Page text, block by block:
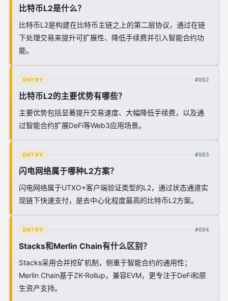
比特币L2是什么？
比特币L2是构建在比特币主链之上的第二层协议，通过在链
下处理交易来提升可扩展性、降低手续费并引入智能合约功
能。
ENTRY #002
比特币L2的主要优势有哪些？
主要优势包括显著提升交易速度、大幅降低手续费，以及通
过智能合约扩展DeFi等Web3应用场景。
ENTRY #003
闪电网络属于哪种L2方案？
闪电网络属于UTXO+客户端验证类型的L2，通过状态通道实
现链下快速支付，是去中心化程度最高的比特币L2方案。
ENTRY #004
Stacks和Merlin Chain有什么区别？
Stacks采用合并挖矿机制，侧重于智能合约的通用性；
Merlin Chain基于ZK-Rollup，兼容EVM，更专注于DeFi和原
生资产支持。